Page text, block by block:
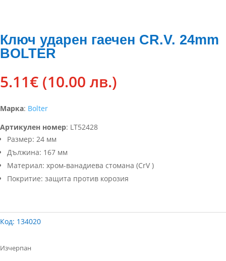
Ключ ударен гаечен CR.V. 24mm
BOLTER
5.11€ (10.00 лв.)
Марка: Bolter
Артикулен номер: LT52428
Размер: 24 мм
Дължина: 167 мм
Материал: хром-ванадиева стомана (CrV )
Покритие: защита против корозия
Код: 134020
Изчерпан